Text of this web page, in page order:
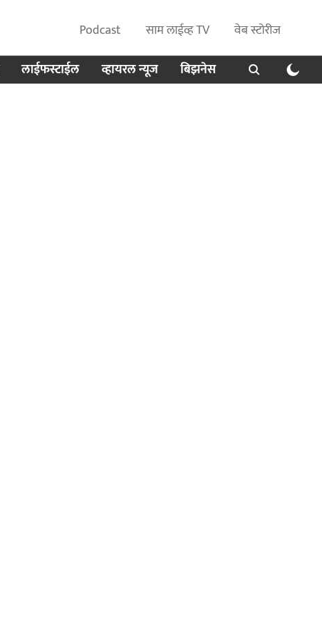
Podcast साम लाईव्ह TV
वेब स्टोरीज
लाईफस्टाईल व्हायरल न्यूज बिझनेस